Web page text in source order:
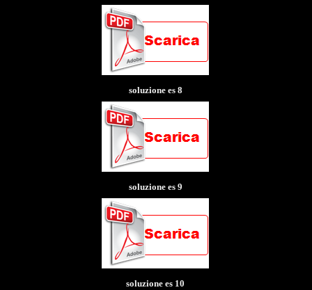
soluzione es 8
soluzione es 9
soluzione es 10